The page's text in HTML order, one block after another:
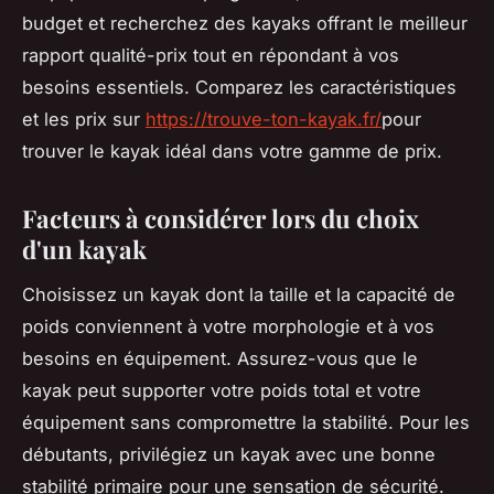
budget et recherchez des kayaks offrant le meilleur
rapport qualité-prix tout en répondant à vos
besoins essentiels. Comparez les caractéristiques
et les prix sur https://trouve-ton-kayak.fr/pour
trouver le kayak idéal dans votre gamme de prix.
Facteurs à considérer lors du choix
d'un kayak
Choisissez un kayak dont la taille et la capacité de
poids conviennent à votre morphologie et à vos
besoins en équipement. Assurez-vous que le
kayak peut supporter votre poids total et votre
équipement sans compromettre la stabilité. Pour les
débutants, privilégiez un kayak avec une bonne
stabilité primaire pour une sensation de sécurité.